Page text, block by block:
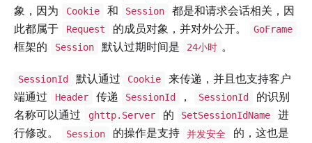
象，因为
Cookie 和 Session
都是和请求会话相关，因
此都属于
Request 的成员对象，并对外公开。 GoFrame
框架的 Session 默认过期时间是 24小时 。
SessionId 默认通过 Cookie
来传递，并且也支持客户
端通过
Header 传递 SessionId ， SessionId
的识别
名称可以通过
ghttp.Server 的 SetSessionIdName
进
行修改。
Session 的操作是支持 并发安全
的，这也是